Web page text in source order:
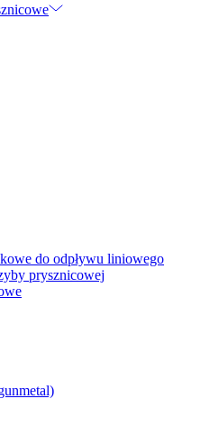
do odpływu liniowego
prysznicowej